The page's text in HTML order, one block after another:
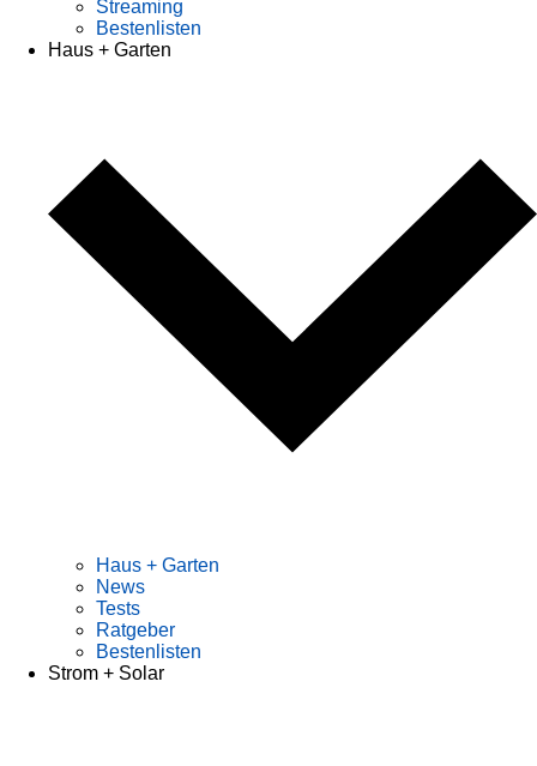
Streaming
Bestenlisten
Haus + Garten
Haus + Garten
News
Tests
Ratgeber
Bestenlisten
Strom + Solar